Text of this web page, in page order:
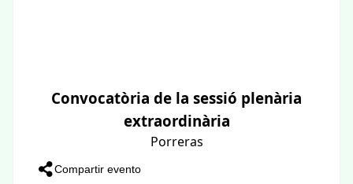
Convocatòria de la sessió plenària
extraordinària
Porreras
Compartir evento